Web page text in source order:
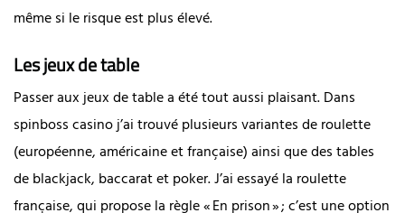
même si le risque est plus élevé.
Les jeux de table
Passer aux jeux de table a été tout aussi plaisant. Dans
spinboss casino j’ai trouvé plusieurs variantes de roulette
(européenne, américaine et française) ainsi que des tables
de blackjack, baccarat et poker. J’ai essayé la roulette
française, qui propose la règle « En prison » ; c’est une option